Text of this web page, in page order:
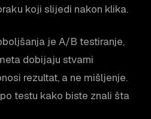
koji slijedi nakon klika.
je A/B testiranje,
dobijaju stvarni
rezultat, a ne mišljenje.
testu kako biste znali šta